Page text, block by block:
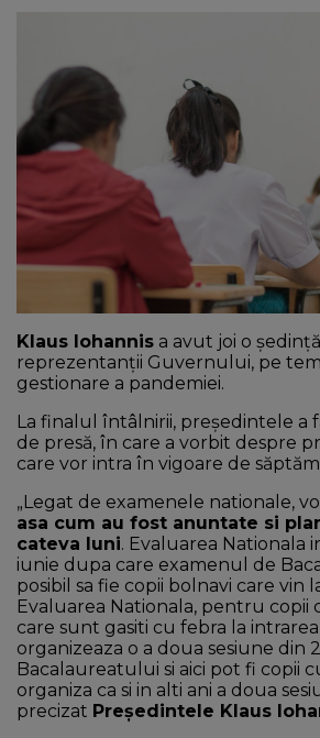
Klaus Iohannis a avut joi o
reprezentanții Guvernului, pe
gestionare a pandemiei.
La finalul întâlnirii, președintele a
de presă, în care a vorbit despre
care vor intra în vigoare de
„Legat de examenele nationale,
asa cum au fost anuntate si
cateva luni. Evaluarea Nationala
iunie dupa care examenul de
posibil sa fie copii bolnavi care vin
Evaluarea Nationala, pentru copii
care sunt gasiti cu febra la intrarea
organizeaza o a doua sesiune din
Bacalaureatului si aici pot fi copii
organiza ca si in alti ani a doua
precizat Președintele Klaus